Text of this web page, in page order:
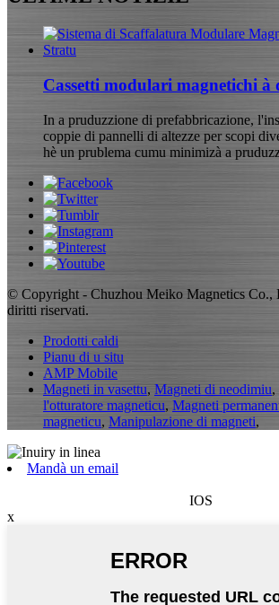
Cassetti modulari magnetichi à
In a pruduzzione di prefabbricazione,
coppie di pannelli di altezze per scopi
hè un prublema cumu minimizà a
© Copyright - Chuzhou Meiko Magnetics Co.,
diritti riservati.
Prodotti caldi
Pianu di u situ
AMP Mobile
Magneti in vasettu, Magneti di neodimiu,
l'otturatore magneticu, Magneti
magneticu, Manipulazione di magneti,
Mandà un email
IOS
x